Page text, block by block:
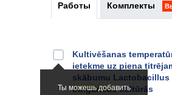
Работы Комплекты
Ты можешь добавить
Kultivēšanas
ietekme uz piena
skābumu Lactobacillus
bulgaricuskultūrās